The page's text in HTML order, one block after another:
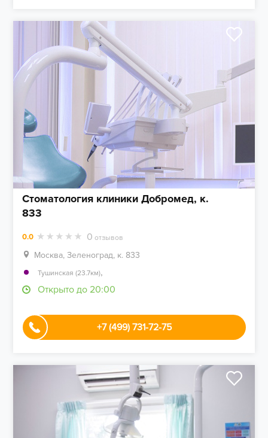
Стоматология клиники Добромед, к.
833
0.0 0 отзывов
Москва, Зеленоград, к. 833
Тушинская (23.7км),
Открыто до 20:00
+7 (499) 731-72-75